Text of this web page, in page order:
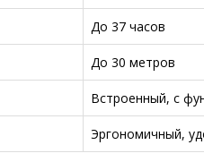
До 37 часов
До 30 метров
Встроенный, с
Эргономичный,